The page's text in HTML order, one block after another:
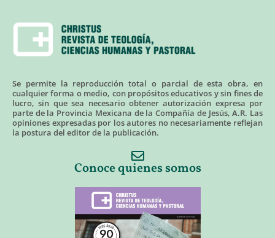
Se permite la reproducción total o parcial de esta obra, en
cualquier forma o medio, con propósitos educativos y sin fines de
lucro, sin que sea necesario obtener autorización expresa por
parte de la Provincia Mexicana de la Compañía de Jesús, A.R. Las
opiniones expresadas por los autores no necesariamente reflejan
la postura del editor de la publicación.
Conoce quienes somos